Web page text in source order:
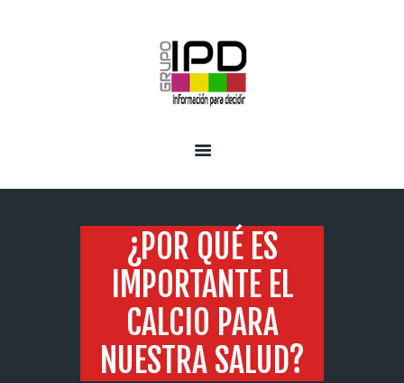
¿POR QUÉ ES
IMPORTANTE EL
CALCIO PARA
NUESTRA SALUD?